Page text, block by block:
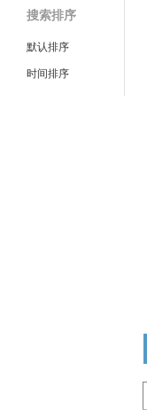
搜索排序
默认排序
时间排序